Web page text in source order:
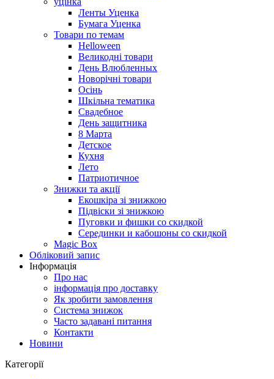
Ленты Уценка
Бумага Уценка
Товари по темам
Helloween
Великодні товари
День Влюбленных
Новорічні товари
Осінь
Шкільна тематика
Свадебное
День защитника
8 Марта
Детское
Кухня
Лето
Патриотичное
Знижки та акції
Екошкіра зі знижкою
Підвіски зі знижкою
Пуговки и фишки со скидкой
Серединки и кабошоны со скидкой
Magic Box
Обліковий запис
Інформація
Про нас
інформація про доставку
Як зробити замовлення
Система знижок
Часто задавані питання
Контакти
Новини
Категорії